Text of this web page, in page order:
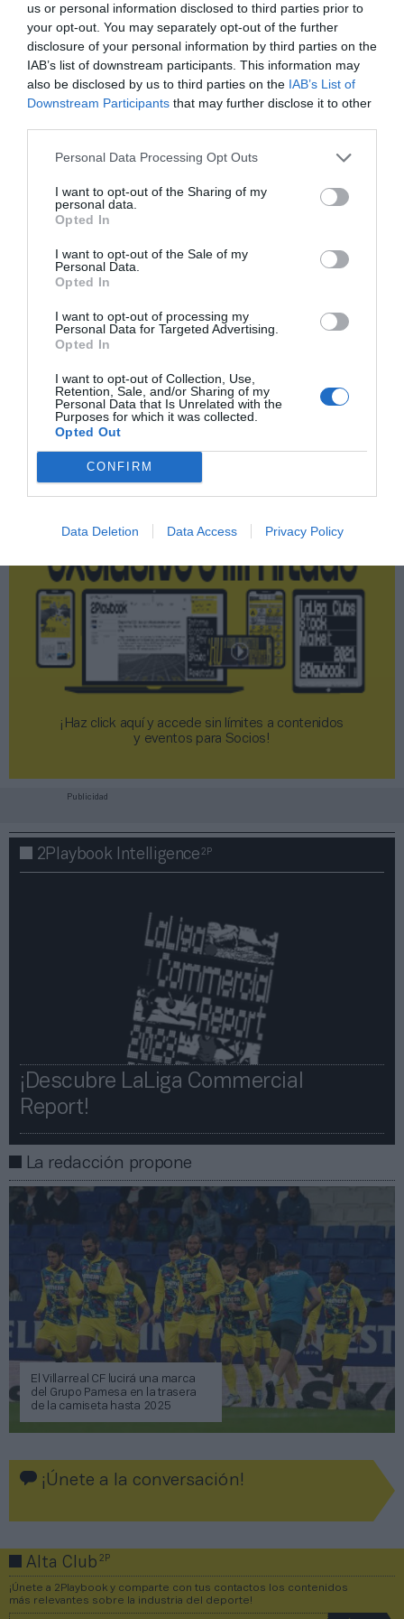
us or personal information disclosed to third parties prior to
your opt-out. You may separately opt-out of the further
disclosure of your personal information by third parties on the
IAB’s list of downstream participants. This information may
also be disclosed by us to third parties on the IAB’s List of
Downstream Participants that may further disclose it to other
Personal Data Processing Opt Outs
I want to opt-out of the Sharing of my
personal data.
Opted In
I want to opt-out of the Sale of my
Personal Data.
Opted In
I want to opt-out of processing my
Personal Data for Targeted Advertising.
Opted In
I want to opt-out of Collection, Use,
Retention, Sale, and/or Sharing of my
Personal Data that Is Unrelated with the
Purposes for which it was collected.
Opted Out
CONFIRM
Data Deletion Data Access Privacy Policy
Índex
Villarreal CF
Añadir2Playbookcomo fuente preferida de Google
de forma gratuita
Mantente informado con las últimas noticias de actualidad.
ACTIVAR AHORA
Compartir
Imprimir
2Playbook Club2P
¡Haz click aquí y accede sin límites a contenidos
y eventos para Socios!​​​​​​​
Publicidad
2Playbook Intelligence2P
¡Descubre LaLiga Commercial
Report!​​
La redacción propone
El Villarreal CF lucirá una marca
del Grupo Pamesa en la trasera
de la camiseta hasta 2025
¡Únete a la conversación!
Alta Club2P
¡Únete a 2Playbook y comparte con tus contactos los contenidos
más relevantes sobre la industria del deporte!